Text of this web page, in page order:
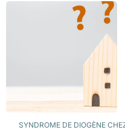
SYNDROME DE DIOGÈNE